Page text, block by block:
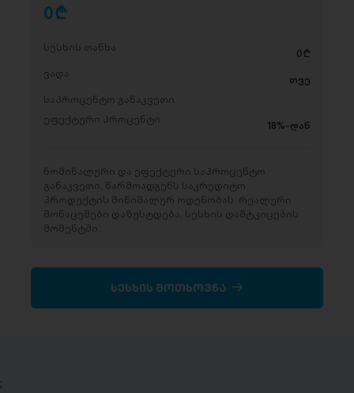
0D
სესხის თანხა 0 D
ვადა
თვე
საპროცენტო განაკვეთი
ეფექტური პროცენტი
18%-დან
ნომინალური და ეფექტური საპროცენტო
განაკვეთი, წარმოადგენს საკრედიტო
პროდუქტის მინიმალურ ოდენობას. რეალური
მონაცემები დაზუსტდება, სესხის დამტკიცების
მომენტში.
სესხის მოთხოვნა
;